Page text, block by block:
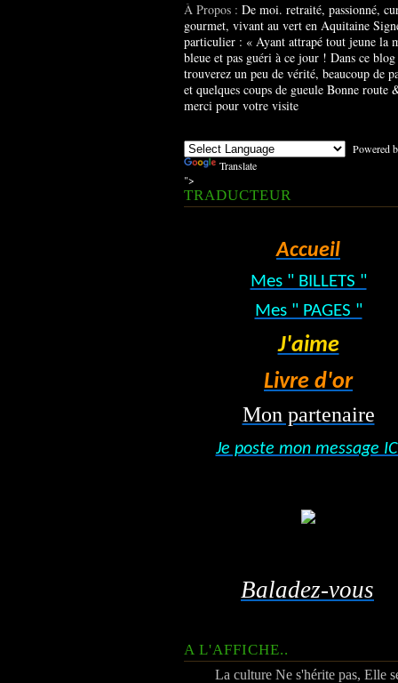
À Propos : De moi. retraité, passionné,
gourmet, vivant au vert en Aquitaine
particulier : « Ayant attrapé tout jeune la
bleue et pas guéri à ce jour ! Dans ce
trouverez un peu de vérité, beaucoup de
et quelques coups de gueule Bonne route
merci pour votre visite
Powered
Translate
">
TRADUCTEUR
Accueil
Mes " BILLETS "
Mes " PAGES "
J'aime
Livre d'or
Mon partenaire
Je poste mon message
Baladez-vous
A L'AFFICHE..
La culture Ne s'hérite pas, Elle